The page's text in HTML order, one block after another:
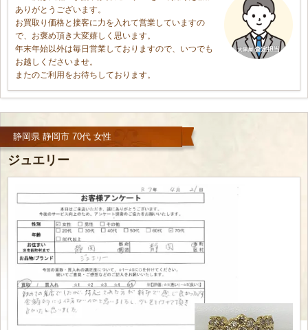
ありがとうございます。
お買取り価格と接客に力を入れて営業していますの
で、お褒め頂き大変嬉しく思います。
年末年始以外は毎日営業しておりますので、いつでも
お越しくださいませ。
またのご利用をお待ちしております。
静岡県 静岡市 70代 女性
ジュエリー